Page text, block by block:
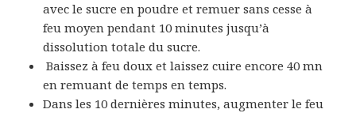
avec le sucre en poudre et remuer sans cesse à
feu moyen pendant 10 minutes jusqu’à
dissolution totale du sucre.
Baissez à feu doux et laissez cuire encore 40 mn
en remuant de temps en temps.
Dans les 10 dernières minutes, augmenter le feu